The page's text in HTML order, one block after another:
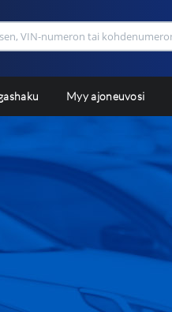
Myy ajoneuvosi